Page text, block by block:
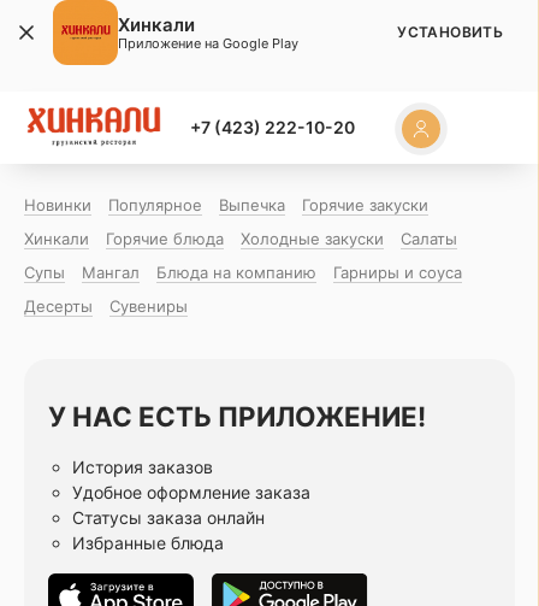
+7 (423) 222-10-20
Новинки Популярное Выпечка
Горячие закуски
Хинкали
Горячие блюда Холодные закуски
Салаты
Супы
Мангал Блюда на компанию
Гарниры и соуса
Десерты
Сувениры
У НАС ЕСТЬ ПРИЛОЖЕНИЕ!
История заказов
Удобное оформление заказа
Статусы заказа онлайн
Избранные блюда
Хинкали
Приложение на Google Play
УСТАНОВИТЬ